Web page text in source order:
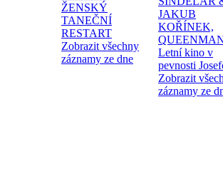
ŽENSKÝ
TANEČNÍ
RESTART
Zobrazit všechny
záznamy ze dne
JAKUB
KOŘÍNEK,
Letní kino v
pevnosti
Zobrazit
záznamy ze